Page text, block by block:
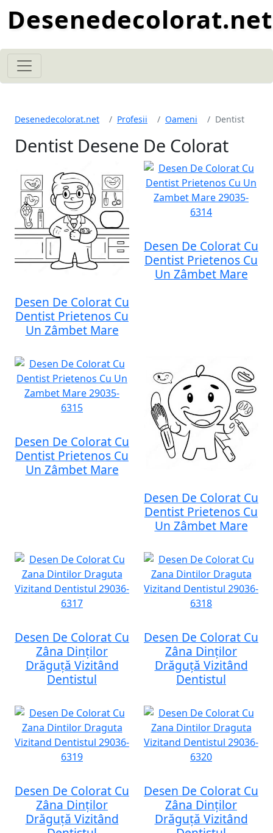
Desenedecolorat.net
Desenedecolorat.net Profesii Oameni Dentist
Dentist Desene De Colorat
Desen De Colorat Cu
Dentist Prietenos Cu
Un Zâmbet Mare
Desen De Colorat Cu
Dentist Prietenos Cu
Un Zâmbet Mare
Desen De Colorat Cu
Dentist Prietenos Cu
Un Zâmbet Mare
Desen De Colorat Cu
Dentist Prietenos Cu
Un Zâmbet Mare
Desen De Colorat Cu
Zâna Dinților
Drăguță Vizitând
Dentistul
Desen De Colorat Cu
Zâna Dinților
Drăguță Vizitând
Dentistul
Desen De Colorat Cu
Zâna Dinților
Drăguță Vizitând
Desen De Colorat Cu
Zâna Dinților
Drăguță Vizitând